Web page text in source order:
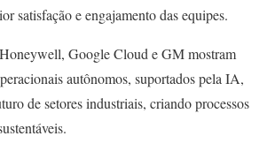
satisfação e engajamento das equipes.
Google Cloud e GM mostram
autônomos, suportados pela IA,
de setores industriais, criando processos